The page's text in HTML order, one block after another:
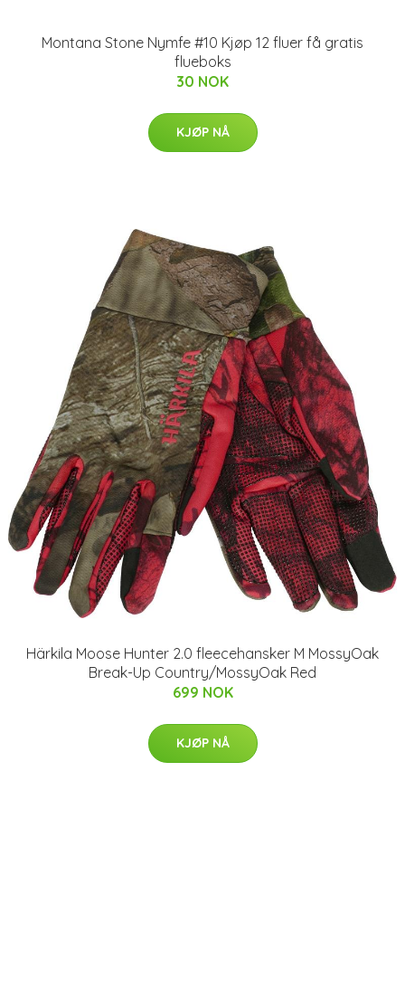
Montana Stone Nymfe #10 Kjøp 12 fluer få gratis
flueboks
30 NOK
KJØP NÅ
Härkila Moose Hunter 2.0 fleecehansker M MossyOak
Break-Up Country/MossyOak Red
699 NOK
KJØP NÅ